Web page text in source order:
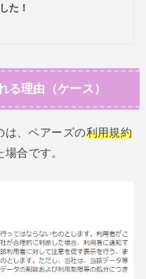
た！
る理由（ケース）
は、ペアーズの利用規約
合です。